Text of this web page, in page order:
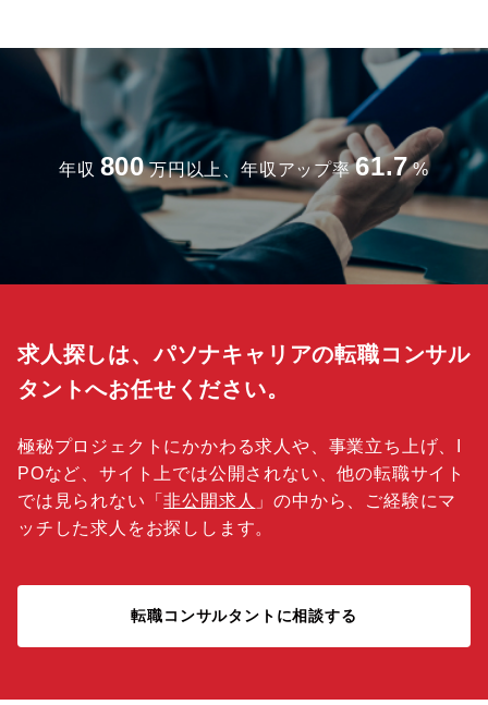
年収 800 万円以上、年収アップ率 61.7 %
求人探しは、パソナキャリアの転職コンサル
タントへお任せください。
極秘プロジェクトにかかわる求人や、事業立ち上げ、I
POなど、サイト上では公開されない、他の転職サイト
では見られない「非公開求人 」の中から、ご経験にマ
ッチした求人をお探しします。
転職コンサルタントに相談する